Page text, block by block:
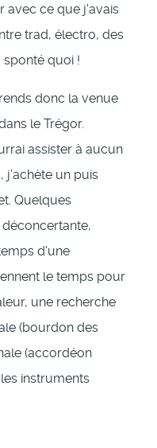
avec ce que j'avais
trad, électro, des
quoi !
donc la venue
le Trégor.
assister à aucun
j'achète un puis
Quelques
d'une
le temps pour
une recherche
(bourdon des
(accordéon
instruments